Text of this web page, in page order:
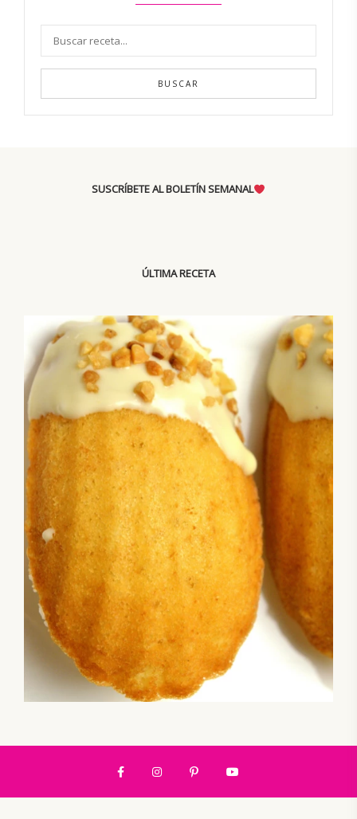
BUSCAR
SUSCRÍBETE AL BOLETÍN SEMANAL
ÚLTIMA RECETA